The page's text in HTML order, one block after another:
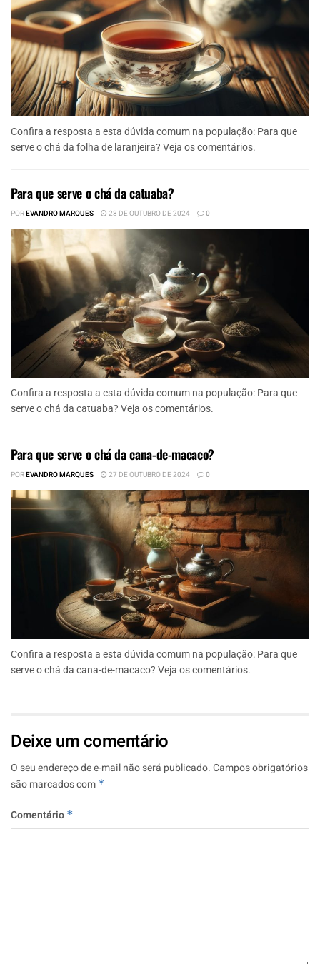
Confira a resposta a esta dúvida comum na população: Para que
serve o chá da folha de laranjeira? Veja os comentários.
Para que serve o chá da catuaba?
POREVANDRO MARQUES 28 DE OUTUBRO DE 2024 0
Confira a resposta a esta dúvida comum na população: Para que
serve o chá da catuaba? Veja os comentários.
Para que serve o chá da cana-de-macaco?
POREVANDRO MARQUES 27 DE OUTUBRO DE 2024 0
Confira a resposta a esta dúvida comum na população: Para que
serve o chá da cana-de-macaco? Veja os comentários.
Deixe um comentário
O seu endereço de e-mail não será publicado.Campos obrigatórios
são marcados com *
Comentário *